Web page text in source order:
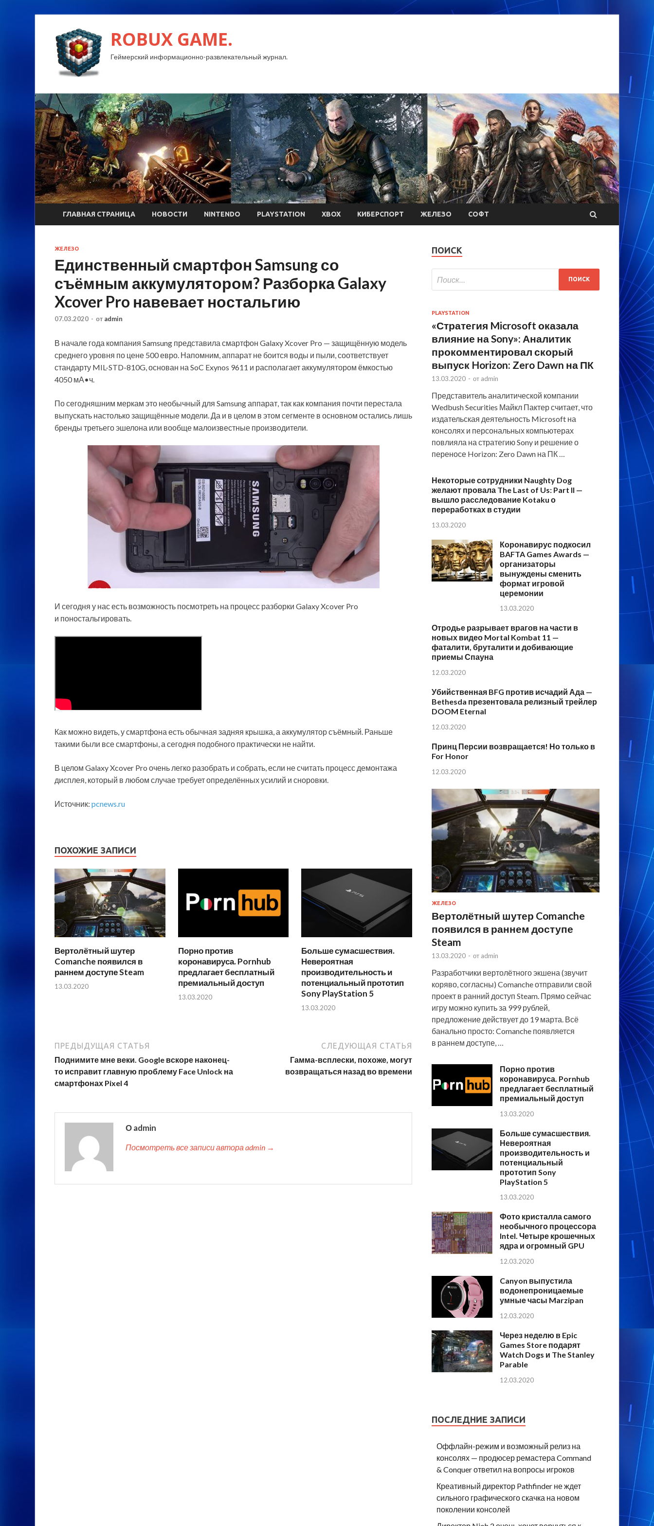
ROBUX GAME.
Геймерский информационно-развлекательный журнал.
ГЛАВНАЯ СТРАНИЦА НОВОСТИ NINTENDO PLAYSTATION XBOX КИБЕРСПОРТ ЖЕЛЕЗО СОФТ
ЖЕЛЕЗО
Единственный смартфон Samsung со
съёмным аккумулятором? Разборка Galaxy
Xcover Pro навевает ностальгию
07.03.2020 - от admin
В начале года компания Samsung представила смартфон Galaxy Xcover Pro — защищённую модель
среднего уровня по цене 500 евро. Напомним, аппарат не боится воды и пыли, соответствует
стандарту MIL-STD-810G, основан на SoC Exynos 9611 и располагает аккумулятором ёмкостью
4050 мА•ч.
По сегодняшним меркам это необычный для Samsung аппарат, так как компания почти перестала
выпускать настолько защищённые модели. Да и в целом в этом сегменте в основном остались лишь
бренды третьего эшелона или вообще малоизвестные производители.
И сегодня у нас есть возможность посмотреть на процесс разборки Galaxy Xcover Pro
и поностальгировать.
Как можно видеть, у смартфона есть обычная задняя крышка, а аккумулятор съёмный. Раньше
такими были все смартфоны, а сегодня подобного практически не найти.
В целом Galaxy Xcover Pro очень легко разобрать и собрать, если не считать процесс демонтажа
дисплея, который в любом случае требует определённых усилий и сноровки.
Источник: pcnews.ru
ПОХОЖИЕ ЗАПИСИ
Вертолётный шутер
Comanche появился в
раннем доступе Steam
13.03.2020
Порно против
коронавируса. Pornhub
предлагает бесплатный
премиальный доступ
13.03.2020
Больше сумасшествия.
Невероятная
производительность и
потенциальный прототип
Sony PlayStation 5
13.03.2020
ПРЕДЫДУЩАЯ СТАТЬЯ
Поднимите мне веки. Google вскоре наконец-
то исправит главную проблему Face Unlock на
смартфонах Pixel 4
СЛЕДУЮЩАЯ СТАТЬЯ
Гамма-всплески, похоже, могут
возвращаться назад во времени
О admin
Посмотреть все записи автора admin →
ПОИСК
PLAYSTATION
«Стратегия Microsoft оказала
влияние на Sony»: Аналитик
прокомментировал скорый
выпуск Horizon: Zero Dawn на ПК
13.03.2020 - от admin
Представитель аналитической компании
Wedbush Securities Майкл Пактер считает, что
издательская деятельность Microsoft на
консолях и персональных компьютерах
повлияла на стратегию Sony и решение о
переносе Horizon: Zero Dawn на ПК …
Некоторые сотрудники Naughty Dog
желают провала The Last of Us: Part II —
вышло расследование Kotaku о
переработках в студии
13.03.2020
Коронавирус подкосил
BAFTA Games Awards —
организаторы
вынуждены сменить
формат игровой
церемонии
13.03.2020
Отродье разрывает врагов на части в
новых видео Mortal Kombat 11 —
фаталити, бруталити и добивающие
приемы Спауна
12.03.2020
Убийственная BFG против исчадий Ада —
Bethesda презентовала релизный трейлер
DOOM Eternal
12.03.2020
Принц Персии возвращается! Но только в
For Honor
12.03.2020
ЖЕЛЕЗО
Вертолётный шутер Comanche
появился в раннем доступе
Steam
13.03.2020 - от admin
Разработчики вертолётного экшена (звучит
коряво, согласны) Comanche отправили свой
проект в ранний доступ Steam. Прямо сейчас
игру можно купить за 999 рублей,
предложение действует до 19 марта. Всё
банально просто: Comanche появляется
в раннем доступе, …
Порно против
коронавируса. Pornhub
предлагает бесплатный
премиальный доступ
13.03.2020
Больше сумасшествия.
Невероятная
производительность и
потенциальный
прототип Sony
PlayStation 5
13.03.2020
Фото кристалла самого
необычного процессора
Intel. Четыре крошечных
ядра и огромный GPU
12.03.2020
Canyon выпустила
водонепроницаемые
умные часы Marzipan
12.03.2020
Через неделю в Epic
Games Store подарят
Watch Dogs и The Stanley
Parable
12.03.2020
ПОСЛЕДНИЕ ЗАПИСИ
Оффлайн-режим и возможный релиз на
консолях — продюсер ремастера Command
& Conquer ответил на вопросы игроков
Креативный директор Pathfinder не ждет
сильного графического скачка на новом
поколении консолей